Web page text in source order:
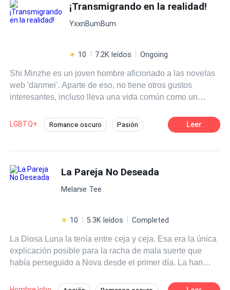
¡Transmigrando en la realidad!
YxxnBumBum
10 7.2K leídos Ongoing
Shi Minzhe es un joven hombre aficionado a las novelas
web 'danmei'. Aparte de eso, no tiene otros gustos
interesantes, incluso lleva una vida común como un
cuando un día despierte y descubra que el personaje de
su libro favorito está durmiendo a su lado? Es más, ¿por
LGBTQ+ Romance oscuro Pasión
Relación Retorcida
Leer
La Pareja No Deseada
Melanie Tee
10 5.3K leídos Completed
La Diosa Luna la tenía entre ceja y ceja. Esa era la única
explicación posible para la racha de mala suerte que
había perseguido a Nova desde el primer día. La han
incluso su propio compañero. La situación llega a un